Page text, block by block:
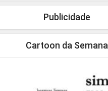
Publicidade
Cartoon da Semana